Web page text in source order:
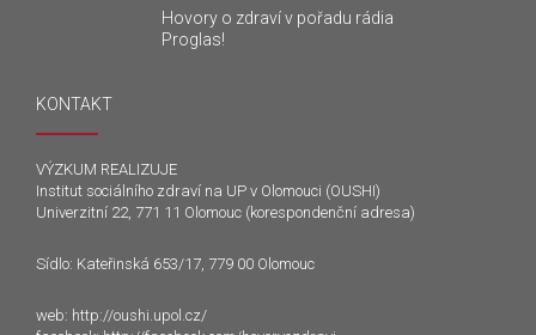
Hovory o zdraví v pořadu rádia
Proglas!
KONTAKT
VÝZKUM REALIZUJE
Institut sociálního zdraví na UP v Olomouci (OUSHI)
Univerzitní 22, 771 11 Olomouc (korespondenční adresa)
Sídlo: Kateřinská 653/17, 779 00 Olomouc
web: http://oushi.upol.cz/